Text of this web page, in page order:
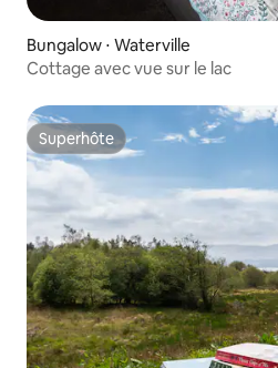
Bungalow ⋅ Waterville
Cottage avec vue sur le lac
Superhôte
Superhôte